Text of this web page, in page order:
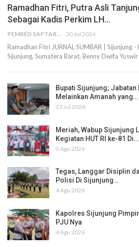
Ramadhan Fitri, Putra Asli
Sebagai Kadis Perkim LH…
PEMRED SAPTARIUS 30 Jul 2026
Ramadhan Fitri JURNAL SUMBAR | Sijunjung
Sijunjung, Sumatera Barat, Benny Dwifa
Bupati Sijunjung; Jabatan
Melainkan Amanah yang…
31 Jul 2026
Meriah, Wabup Sijunjung
Kegiatan HUT RI ke-81 Di…
3 Agu 2026
Tegas, Langgar Disiplin
Polisi Di Sijunjung…
4 Agu 2026
Kapolres Sijunjung
PJU Nya
4 Agu 2026